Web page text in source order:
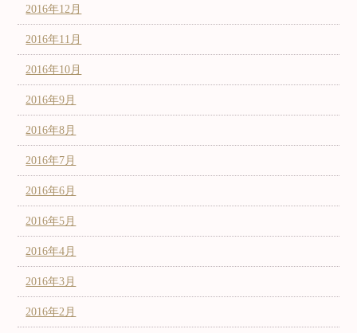
2016年12月
2016年11月
2016年10月
2016年9月
2016年8月
2016年7月
2016年6月
2016年5月
2016年4月
2016年3月
2016年2月